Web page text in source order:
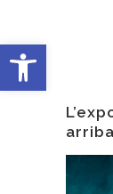
Obre la barra d'eines